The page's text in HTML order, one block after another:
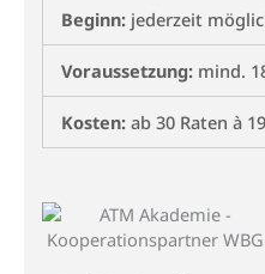
Beginn: jederzeit
Voraussetzung: mind.
Kosten: ab 30 Raten à